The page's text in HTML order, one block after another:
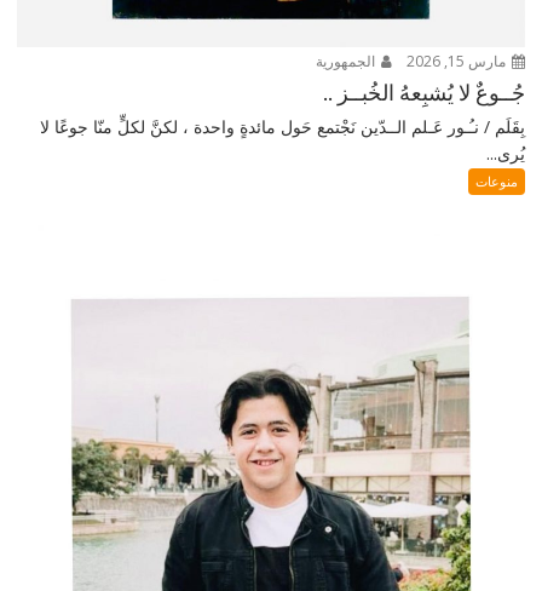
مارس 15, 2026 الجمهورية
جُــوعٌ لا يُشبِعهُ الخُبــز ..
بِقَلَم / نـُـور عَـلم الــدّين نَجْتمع حَول مائدةٍ واحدة ، لكنَّ لكلٍّ منّا جوعًا لا
يُرى...
منوعات